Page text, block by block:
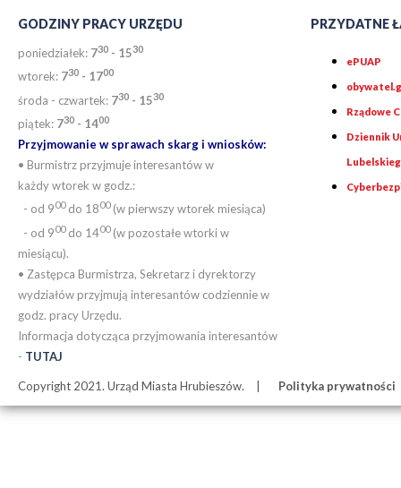
GODZINY PRACY URZĘDU
poniedziałek: 730 - 1530
wtorek: 730 - 1700
środa - czwartek: 730 - 1530
piątek: 730 - 1400
Przyjmowanie w sprawach skarg i wniosków:
• Burmistrz przyjmuje interesantów w
każdy wtorek w godz.:
- od 900do 1800(w pierwszy wtorek miesiąca)
- od 900do 1400(w pozostałe wtorki w
miesiącu).
• Zastępca Burmistrza, Sekretarz i dyrektorzy
wydziałów przyjmują interesantów codziennie w
godz. pracy Urzędu.
Informacja dotycząca przyjmowania interesantów
- TUTAJ
PRZYDATNE
ePUAP
Rządowe
Dziennik
Copyright 2021. Urząd Miasta Hrubieszów. Polityka prywatności